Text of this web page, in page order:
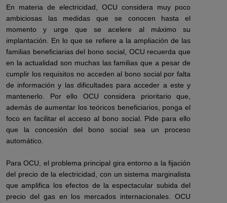
En materia de electricidad, OCU considera muy poco
ambiciosas las medidas que se conocen hasta el
momento y urge que se acelere al máximo su
implantación. En lo que se refiere a la ampliación de las
familias beneficiarias del bono social, OCU recuerda que
en la actualidad son muchas las familias que a pesar de
cumplir los requisitos no acceden al bono social por falta
de información y las dificultades para acceder a este y
mantenerlo. Por ello OCU considera prioritario que,
además de aumentar los teóricos beneficiarios, ponga el
foco en facilitar el acceso al bono social. Pide para ello
que la concesión del bono social sea un proceso
automático.
Para OCU, el problema principal gira entorno a la fijación
del precio de la electricidad, con un sistema marginalista
que amplifica los efectos de la espectacular subida del
precio del gas en los mercados internacionales. OCU